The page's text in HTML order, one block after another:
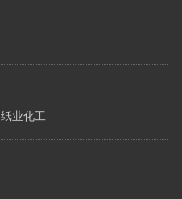
纸业化工